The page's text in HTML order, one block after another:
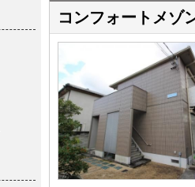
コンフォートメゾ